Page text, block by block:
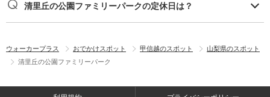
清里丘の公園ファミリーパークの定休日は？
ウォーカープラス おでかけスポット 甲信越のスポット
山梨県のスポット
清里丘の公園ファミリーパーク